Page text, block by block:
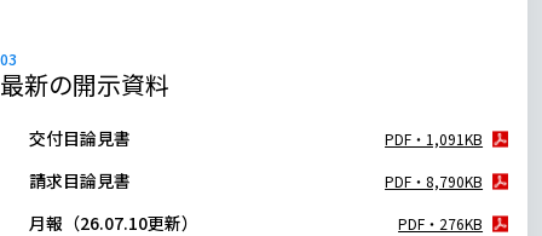
最新の開示資料
交付目論見書 PDF・1,091KB
請求目論見書 PDF・8,790KB
月報（26.07.10更新） PDF・276KB